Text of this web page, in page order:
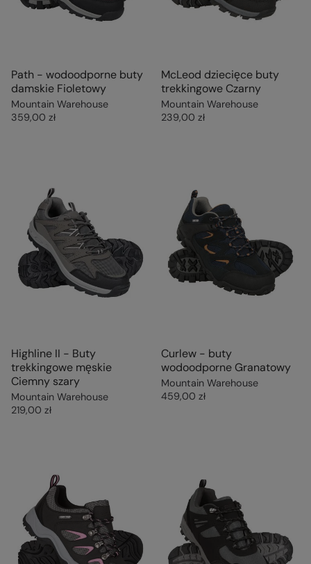
Path - wodoodporne buty
damskie Fioletowy
Mountain Warehouse
359,00 zł
McLeod dziecięce buty
trekkingowe Czarny
Mountain Warehouse
239,00 zł
Highline II - Buty
trekkingowe męskie
Ciemny szary
Mountain Warehouse
219,00 zł
Curlew - buty
wodoodporne Granatowy
Mountain Warehouse
459,00 zł